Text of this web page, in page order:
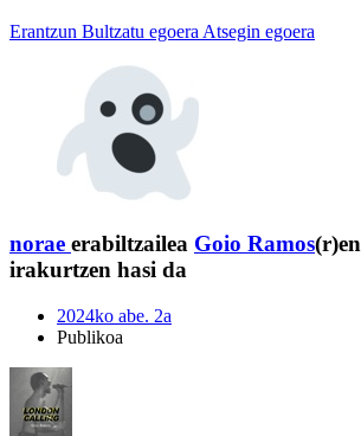
Erantzun Bultzatu egoeraAtsegin egoera
norae erabiltzailea Goio Ramos(r)en
irakurtzen hasi da
2024ko abe. 2a
Publikoa